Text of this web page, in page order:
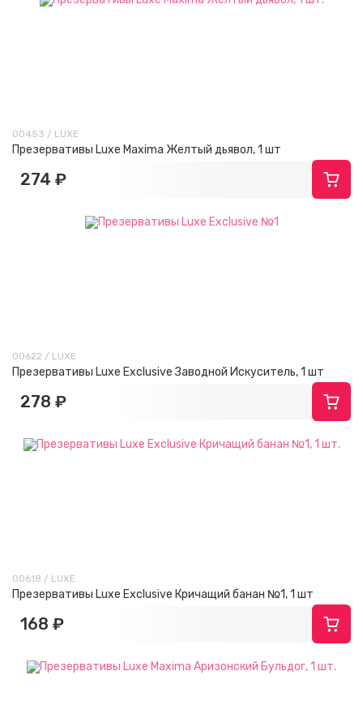
00453 / LUXE
Презервативы Luxe Maxima Желтый дьявол, 1 шт
274 ₽
00622 / LUXE
Презервативы Luxe Exclusive Заводной Искуситель, 1 шт
278 ₽
00618 / LUXE
Презервативы Luxe Exclusive Кричащий банан №1, 1 шт
168 ₽